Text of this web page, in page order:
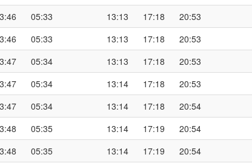
05:33 13:13 17:18 20:53
05:33 13:13 17:18 20:53
05:34 13:13 17:18 20:53
05:34 13:14 17:18 20:53
05:34 13:14 17:18 20:54
05:35 13:14 17:19 20:54
05:35 13:14 17:19 20:54